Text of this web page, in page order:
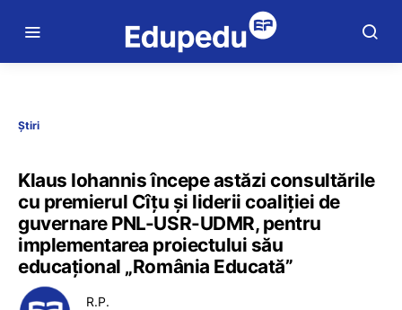
Știri
Klaus Iohannis începe astăzi consultările
cu premierul Cîțu și liderii coaliției de
guvernare PNL-USR-UDMR, pentru
implementarea proiectului său
educațional „România Educată”
R.P.